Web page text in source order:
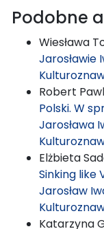
Podobne
Wiesława
Jarosławie
Robert
Polski. W
Jarosława
Elżbieta
Sinking like
Jarosław
Katarzyna